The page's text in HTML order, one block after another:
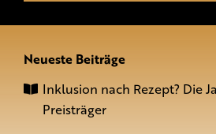
Neueste Beiträge
Inklusion nach Rezept? Die
Preisträger